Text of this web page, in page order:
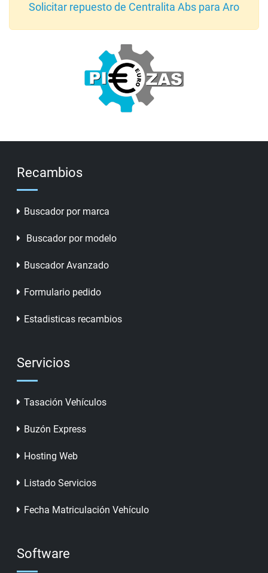
Solicitar repuesto de Centralita Abs para Aro
Recambios
Buscador por marca
Buscador por modelo
Buscador Avanzado
Formulario pedido
Estadisticas recambios
Servicios
Tasación Vehículos
Buzón Express
Hosting Web
Listado Servicios
Fecha Matriculación Vehículo
Software